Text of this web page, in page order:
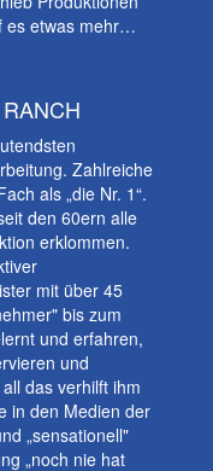
es etwas mehr…
Zahlreiche
als „die Nr. 1“.
den 60ern alle
erklommen.
mit über 45
bis zum
und erfahren,
und
das verhilft ihm
in den Medien der
„sensationell"
„noch nie hat